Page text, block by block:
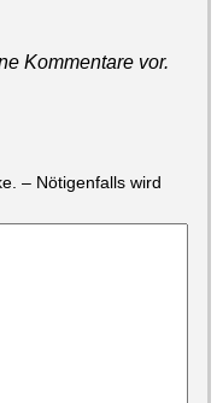
Kommentare vor.
– Nötigenfalls wird